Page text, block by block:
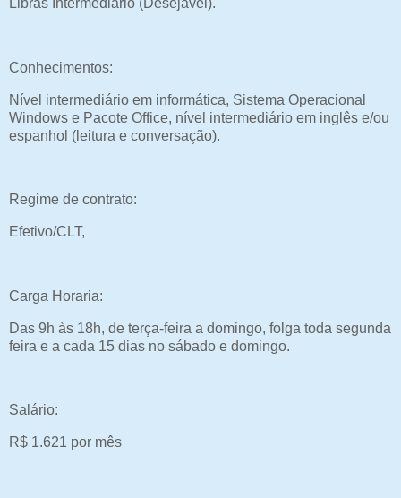
Libras Intermediário (Desejável).
Conhecimentos:
Nível intermediário em informática, Sistema Operacional
Windows e Pacote Office, nível intermediário em inglês e/ou
espanhol (leitura e conversação).
Regime de contrato:
Efetivo/CLT,
Carga Horaria:
Das 9h às 18h, de terça-feira a domingo, folga toda segunda
feira e a cada 15 dias no sábado e domingo.
Salário:
R$ 1.621 por mês